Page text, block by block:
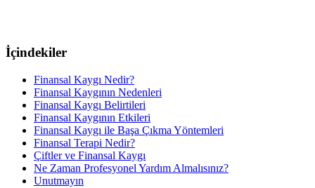
İçindekiler
Finansal Kaygı Nedir?
Finansal Kaygının Nedenleri
Finansal Kaygı Belirtileri
Finansal Kaygının Etkileri
Finansal Kaygı ile Başa Çıkma Yöntemleri
Finansal Terapi Nedir?
Çiftler ve Finansal Kaygı
Ne Zaman Profesyonel Yardım Almalısınız?
Unutmayın